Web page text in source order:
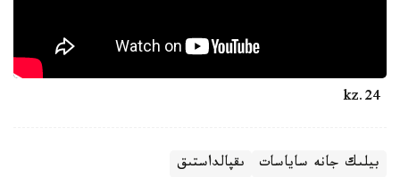
بيلىك جانە ساياسات ىقپالداستىق